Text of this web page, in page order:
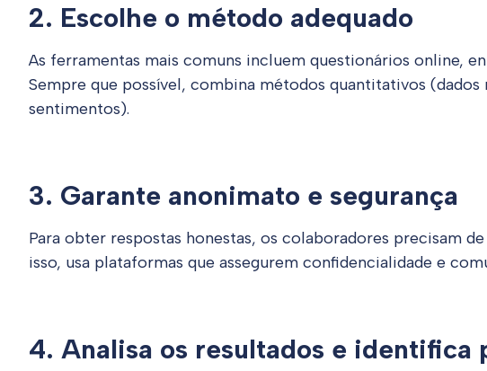
2. Escolhe o método adequado
As ferramentas mais comuns incluem questionários online,
Sempre que possível, combina métodos quantitativos
sentimentos).
3. Garante anonimato e segurança
Para obter respostas honestas, os colaboradores precisam
isso, usa plataformas que assegurem confidencialidade e
4. Analisa os resultados e identifica